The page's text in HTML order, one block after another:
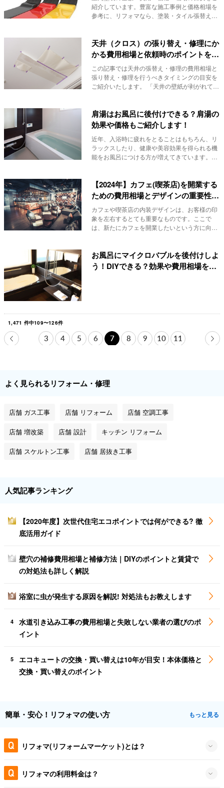
紹介しています。豊富な施工事例と価格相場を
参考に、リフォマなら、塗装・タイル張替えの
天井（クロス）の張り替え・修理にか
かる費用相場と依頼時のポイントをご
紹介
この記事では天井の張替え・修理の費用相場と
張り替え・修理を行うべきタイミングの目安を
ご紹介いたします。 「天井の壁紙が剥がれてし
肩湯はお風呂に後付けできる？肩湯の
効果や価格もご紹介します！
近年、入浴時に疲れをとることはもちろん、リ
ラックスしたり、健康や美容効果を得られる機
能をお風呂につける方が増えてきています。こ
【2024年】カフェ(喫茶店)を開業する
ための費用相場とデザインの重要性を
解説!
カフェや喫茶店の内装デザインは、お客様の印
象を左右するとても重要なものです。ここで
は、新たにカフェを開業したいという方に向け
お風呂にマイクロバブルを後付けしよ
う！DIYできる？効果や費用相場を詳
1,471 件中109〜126件
3 4 5 6 7 8 9 10 11
よく見られるリフォーム・修理
店舗 ガス工事 店舗 リフォーム 店舗 空調工事
店舗 増改築 店舗 設計 キッチン リフォーム
店舗 スケルトン工事 店舗 居抜き工事
人気記事ランキング
1
【2020年度】次世代住宅エコポイントでは何ができる? 徹
底活用ガイド
2
壁穴の補修費用相場と補修方法｜DIYのポイントと賃貸で
の対処法も詳しく解説
3 浴室に虫が発生する原因を解説! 対処法もお教えします
4
水道引き込み工事の費用相場と失敗しない業者の選びのポ
イント
5
エコキュートの交換・買い替えは10年が目安！本体価格と
交換・買い替えのポイント
簡単・安心！リフォマの使い方 もっと見る
リフォマ(リフォームマーケット)とは？
リフォマの利用料金は？